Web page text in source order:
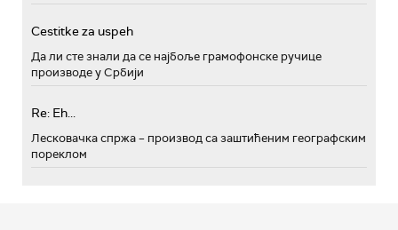
Cestitke za uspeh
Да ли сте знали да се најбоље грамофонске ручице
производе у Србији
Re: Eh...
Лесковачка спржа – производ са заштићеним географским
пореклом